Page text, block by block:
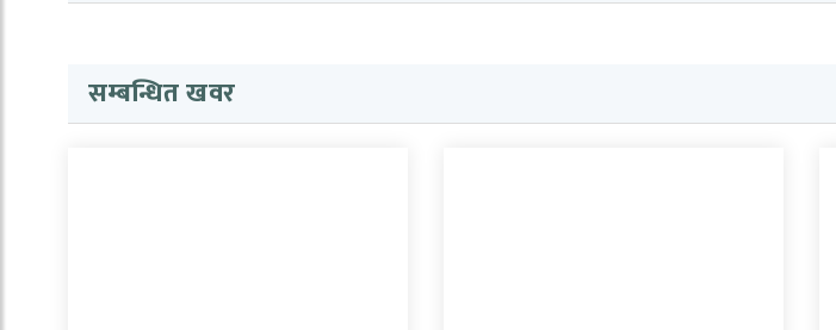
सम्बन्धित खवर